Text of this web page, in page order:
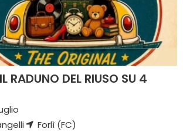
RADUNO DEL RIUSO SU 4
Forlì (FC)